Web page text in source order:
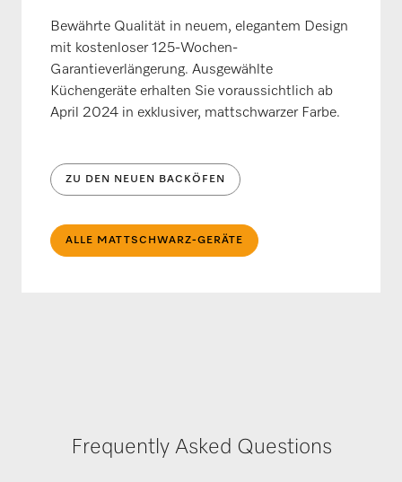
Bewährte Qualität in neuem, elegantem Design
mit kostenloser 125-Wochen-
Garantieverlängerung. Ausgewählte
Küchengeräte erhalten Sie voraussichtlich ab
April 2024 in exklusiver, mattschwarzer Farbe.
ZU DEN NEUEN BACKÖFEN
ALLE MATTSCHWARZ-GERÄTE
Frequently Asked Questions